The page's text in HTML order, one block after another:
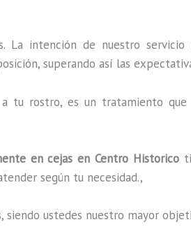
La intención de nuestro servicio
superando así las
a tu rostro, es un tratamiento
en cejas en Centro Historico
según tu necesidad.,
siendo ustedes nuestro mayor